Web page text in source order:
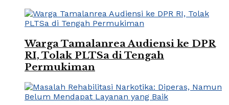
Warga Tamalanrea Audiensi ke DPR
RI, Tolak PLTSa di Tengah
Permukiman